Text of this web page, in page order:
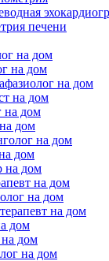
печени
на дом
на дом
на дом
на дом
на дом
дом
на дом
дом
на дом
на дом
на дом
на дом
дом
на дом
на дом